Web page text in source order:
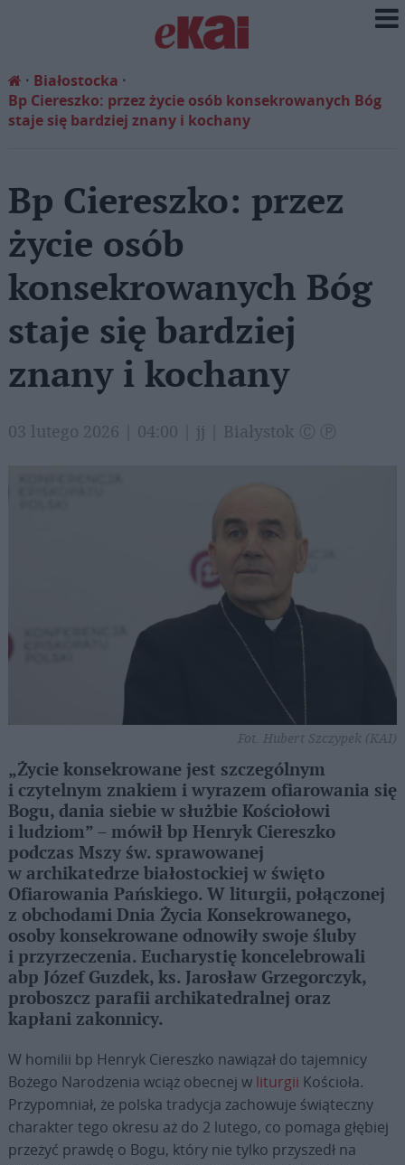
Białostocka
Bp Ciereszko: przez życie osób konsekrowanych Bóg
staje się bardziej znany i kochany
Bp Ciereszko: przez
życie osób
konsekrowanych Bóg
staje się bardziej
znany i kochany
03 lutego 2026 | 04:00 | jj | Białystok Ⓒ Ⓟ
Fot. Hubert Szczypek (KAI)
„Życie konsekrowane jest szczególnym
i czytelnym znakiem i wyrazem ofiarowania się
Bogu, dania siebie w służbie Kościołowi
i ludziom” – mówił bp Henryk Ciereszko
podczas Mszy św. sprawowanej
w archikatedrze białostockiej w święto
Ofiarowania Pańskiego. W liturgii, połączonej
z obchodami Dnia Życia Konsekrowanego,
osoby konsekrowane odnowiły swoje śluby
i przyrzeczenia. Eucharystię koncelebrowali
abp Józef Guzdek, ks. Jarosław Grzegorczyk,
proboszcz parafii archikatedralnej oraz
kapłani zakonnicy.
W homilii bp Henryk Ciereszko nawiązał do tajemnicy
Bożego Narodzenia wciąż obecnej w liturgii Kościoła.
Przypomniał, że polska tradycja zachowuje świąteczny
charakter tego okresu aż do 2 lutego, co pomaga głębiej
przeżyć prawdę o Bogu, który nie tylko przyszedł na